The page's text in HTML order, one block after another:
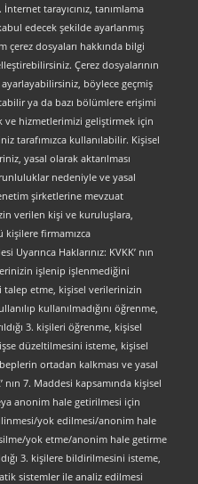
tarayıcınız, tanımlama
edecek şekilde ayarlanmış
dosyaları hakkında bilgi
Çerez dosyalarının
ayarlayabilirsiniz, böylece geçmiş
ya da bazı bölümlere erişimi
ve hizmetlerimizi geliştirmek için
tarafımızca kullanılabilir. Kişisel
yasal olarak aktarılması
nedeniyle ve yasal
şirketlerine mevzuat
verilen kişi ve kuruluşlara,
firmamızca
Uyarınca Haklarınız: KVKK’ nın
işlenip işlenmediğini
etme, kişisel verilerinizin
kullanılmadığını öğrenme,
3. kişileri öğrenme, kişisel
düzeltilmesini isteme, kişisel
ortadan kalkması ve yasal
7. Maddesi kapsamında kişisel
anonim hale getirilmesi için
yok edilmesi/anonim hale
yok etme/anonim hale getirme
3. kişilere bildirilmesini isteme,
sistemler ile analiz edilmesi